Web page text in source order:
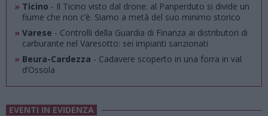
» Ticino - Il Ticino visto dal drone: al Panperduto si divide un
fiume che non c’è. Siamo a metà del suo minimo storico
» Varese - Controlli della Guardia di Finanza ai distributori di
carburante nel Varesotto: sei impianti sanzionati
» Beura-Cardezza - Cadavere scoperto in una forra in val
d’Ossola
EVENTI IN EVIDENZA